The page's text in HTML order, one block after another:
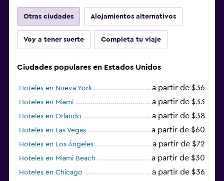
Otras ciudades Alojamientos alternativos
Voy a tener suerte Completa tu viaje
Ciudades populares en Estados Unidos
Hoteles en Nueva York a partir de $36
Hoteles en Miami a partir de $33
Hoteles en Orlando a partir de $38
Hoteles en Las Vegas a partir de $60
Hoteles en Los Ángeles a partir de $72
Hoteles en Miami Beach a partir de $30
Hoteles en Chicago a partir de $36